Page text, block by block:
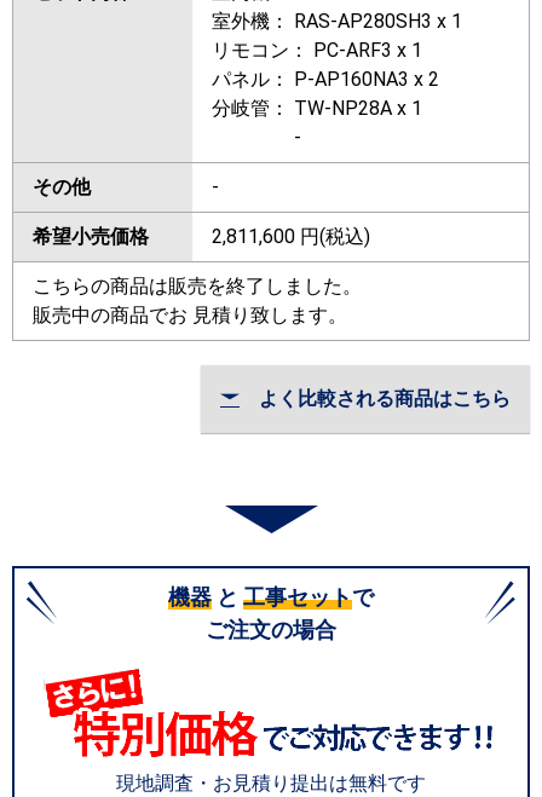
室外機： RAS-AP280SH3 x 1
リモコン： PC-ARF3 x 1
パネル： P-AP160NA3 x 2
分岐管： TW-NP28A x 1
-
その他 -
希望小売価格 2,811,600 円(税込)
こちらの商品は販売を終了しました。
販売中の商品でお 見積り致します。
よく比較される商品はこちら
機器 と 工事セットで
ご注文の場合
現地調査・お見積り提出は無料です